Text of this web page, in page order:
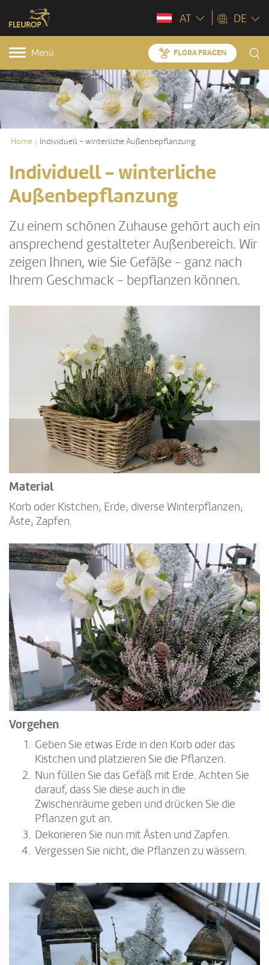
AT DE
Menü FLORA FRAGEN
Home Individuell - winterliche Außenbepflanzung
Individuell - winterliche
Außenbepflanzung
Zu einem schönen Zuhause gehört auch ein
ansprechend gestalteter Außenbereich. Wir
zeigen Ihnen, wie Sie Gefäße - ganz nach
Ihrem Geschmack - bepflanzen können.
Material
Korb oder Kistchen; Erde; diverse Winterpflanzen;
Äste; Zapfen.
Vorgehen
Geben Sie etwas Erde in den Korb oder das
Kistchen und platzieren Sie die Pflanzen.
Nun füllen Sie das Gefäß mit Erde. Achten Sie
darauf, dass Sie diese auch in die
Zwischenräume geben und drücken Sie die
Pflanzen gut an.
Dekorieren Sie nun mit Ästen und Zapfen.
Vergessen Sie nicht, die Pflanzen zu wässern.